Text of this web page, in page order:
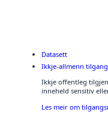
Datasett
Ikkje-allmenn tilgang
Ikkje offentleg
inneheld sensitiv
Les meir om